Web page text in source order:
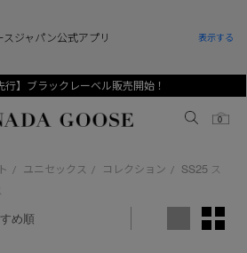
行】ブラックレーベル販売開始！
Canada Goose
0
TOP
/ ユニセックス / コレクション /
SS25 ス
スジャパン公式アプリ 表示する